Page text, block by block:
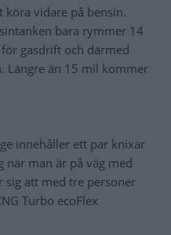
köra vidare på bensin.
bara rymmer 14
gasdrift och därmed
Längre än 15 mil kommer
innehåller ett par knixar
när man är på väg med
sig att med tre personer
Turbo ecoFlex